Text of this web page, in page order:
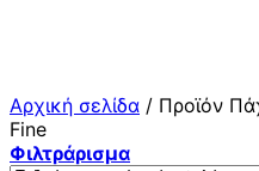
Αρχική σελίδα / Προϊόν
Fine
Φιλτράρισμα